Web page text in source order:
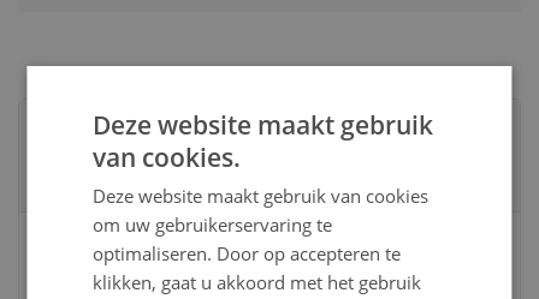
Advies nodig?
Neem contact op met een van onze
Vandaag bereikbaar
van 08:00 tot 17:00 uur
Deze website maakt gebruik
van cookies.
Deze website maakt gebruik van cookies
om uw gebruikerservaring te
optimaliseren. Door op accepteren te
klikken, gaat u akkoord met het gebruik